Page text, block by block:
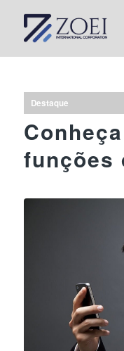
Destaque
funções